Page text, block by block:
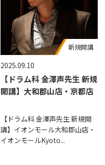
2025.09.10
【ドラム科 金澤声先生 新規
開講】大和郡山店・京都店
【ドラム科 金澤声先生 新規開
講】イオンモール大和郡山店・
イオンモールKyoto...
お知らせ
新規開講